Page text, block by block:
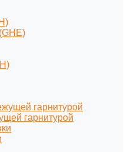
гарнитурой